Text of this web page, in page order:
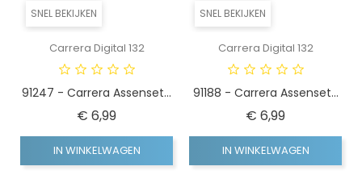
SNEL BEKIJKEN
Carrera Digital 132
91247 - Carrera Assenset...
€ 6,99Prijs
IN WINKELWAGEN
SNEL BEKIJKEN
Carrera Digital 132
91188 - Carrera Assenset...
€ 6,99Prijs
IN WINKELWAGEN